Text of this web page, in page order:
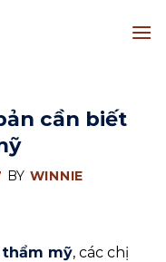
cần biết
BY WINNIE
mỹ, các chị